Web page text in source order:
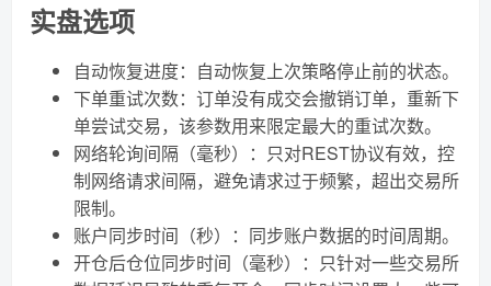
实盘选项
自动恢复进度：自动恢复上次策略停止前的状态。
下单重试次数：订单没有成交会撤销订单，重新下
单尝试交易，该参数用来限定最大的重试次数。
网络轮询间隔（毫秒）：只对REST协议有效，控
制网络请求间隔，避免请求过于频繁，超出交易所
限制。
账户同步时间（秒）：同步账户数据的时间周期。
开仓后仓位同步时间（毫秒）：只针对一些交易所